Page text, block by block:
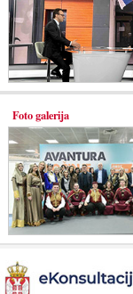
Foto galerija